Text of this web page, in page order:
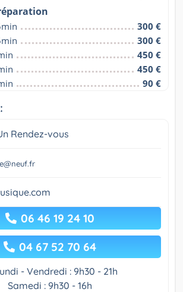
300 €
300 €
450 €
450 €
90 €
Rendez-vous
06 46 19 24 10
04 67 52 70 64
- Vendredi : 9h30 - 21h
Samedi : 9h30 - 16h